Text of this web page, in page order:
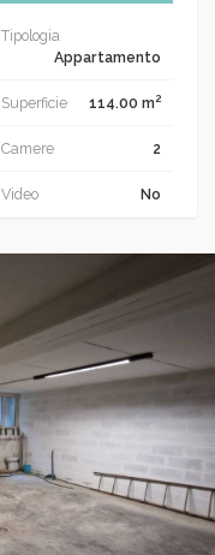
Tipologia
Appartamento
Superficie 114.00 m2
Camere 2
Video No